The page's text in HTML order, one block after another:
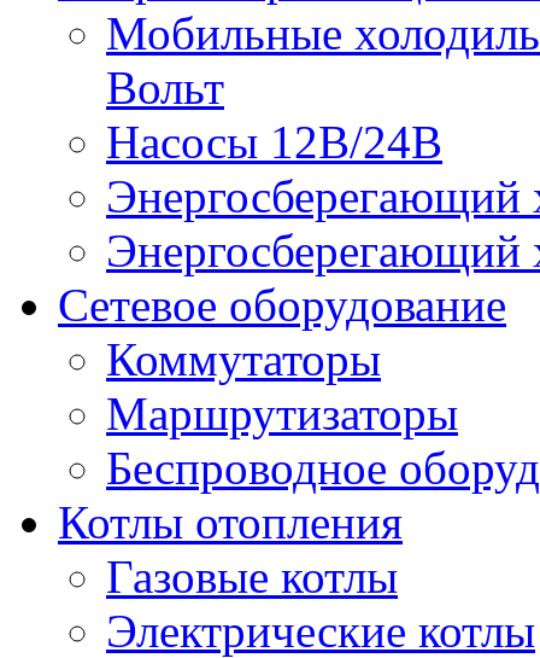
Мобильные
Вольт
Насосы 12В/24В
Энергосберегающий
Энергосберегающий
Сетевое оборудование
Коммутаторы
Маршрутизаторы
Беспроводное
Котлы отопления
Газовые котлы
Электрические котлы